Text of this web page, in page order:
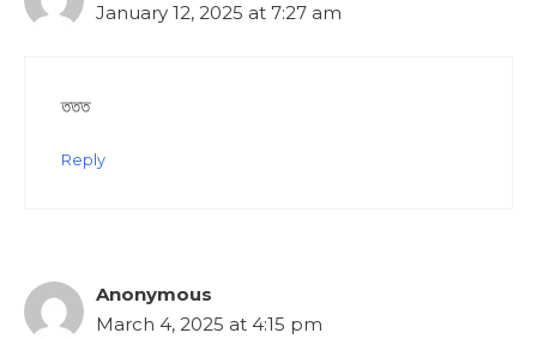
January 12, 2025 at 7:27 am
ততত
Reply
Anonymous
March 4, 2025 at 4:15 pm